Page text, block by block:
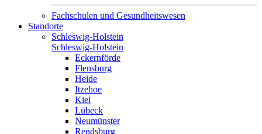
Fachschulen und Gesundheitswesen
Standorte
Schleswig-Holstein
Schleswig-Holstein
Eckernförde
Flensburg
Heide
Itzehoe
Kiel
Lübeck
Neumünster
Rendsburg